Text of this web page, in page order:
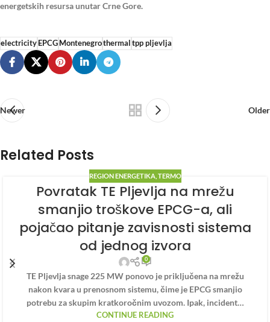
energetskih resursa unutar Crne Gore.
electricityEPCGMontenegrothermal tpp pljevlja
Newer Older
Related Posts
REGION ENERGETIKA, TERMO
Povratak TE Pljevlja na mrežu
smanjio troškove EPCG-a, ali
pojačao pitanje zavisnosti sistema
od jednog izvora
0
TE Pljevlja snage 225 MW ponovo je priključena na mrežu
nakon kvara u prenosnom sistemu, čime je EPCG smanjio
potrebu za skupim kratkoročnim uvozom. Ipak, incident…
CONTINUE READING